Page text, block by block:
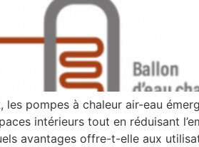
les pompes à chaleur air-eau
intérieurs tout en réduisant
avantages offre-t-elle aux